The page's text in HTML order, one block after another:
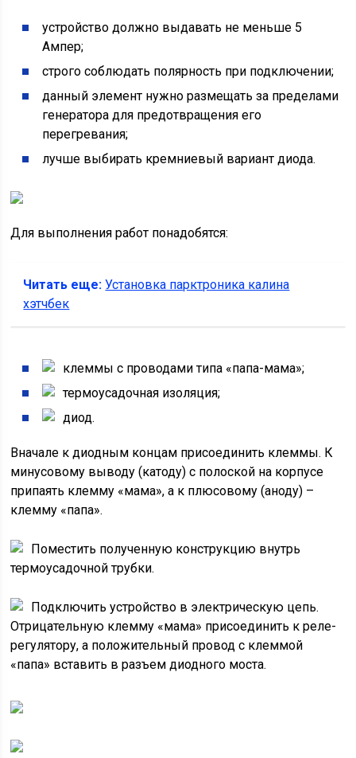
устройство должно выдавать не меньше 5
Ампер;
строго соблюдать полярность при подключении;
данный элемент нужно размещать за пределами
генератора для предотвращения его
перегревания;
лучше выбирать кремниевый вариант диода.
Для выполнения работ понадобятся:
Читать еще: Установка парктроника калина
хэтчбек
клеммы с проводами типа «папа-мама»;
термоусадочная изоляция;
диод.
Вначале к диодным концам присоединить клеммы. К
минусовому выводу (катоду) с полоской на корпусе
припаять клемму «мама», а к плюсовому (аноду) –
клемму «папа».
Поместить полученную конструкцию внутрь
термоусадочной трубки.
Подключить устройство в электрическую цепь.
Отрицательную клемму «мама» присоединить к реле-
регулятору, а положительный провод с клеммой
«папа» вставить в разъем диодного моста.